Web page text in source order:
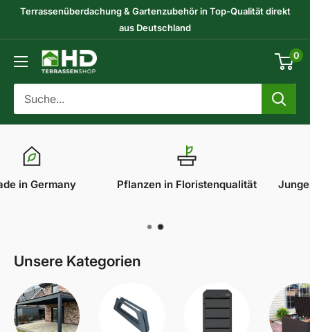
DirektTerrassenüberdachung & Gartenzubehör in Top-Qualität direkt
aus Deutschland
HD-
Terrassenshop
GmbH
0
Pflanzen in Floristenqualität
Junges Unternehmen aus
Unsere Kategorien